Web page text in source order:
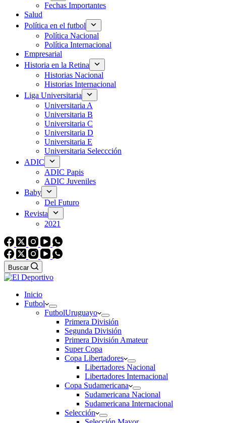
Fechas Importantes
Salud
Política en el futbol
Política Nacional
Política Internacional
Empresarial
Historia en la Retina
Historias Nacional
Historias Internacional
Liga Universitaria
Universitaria A
Universitaria B
Universitaria C
Universitaria D
Universitaria E
Universitaria Seleccción
ADIC
ADIC Papis
ADIC Juveniles
Baby
Del Futuro
Revista
2021
Buscar
Inicio
Futbol
FutbolUruguayo
Primera División
Segunda División
Primera División Amateur
Super Copa
Copa Libertadores
Libertadores Nacional
Libertadores Internacional
Copa Sudamericana
Sudamericana Nacional
Sudamericana Internacional
Selección